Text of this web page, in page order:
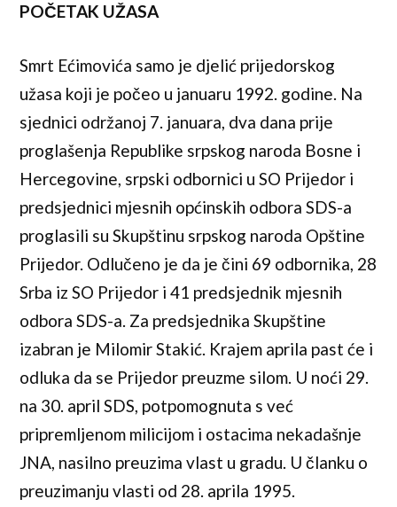
POČETAK UŽASA
Smrt Ećimovića samo je djelić prijedorskog
užasa koji je počeo u januaru 1992. godine. Na
sjednici održanoj 7. januara, dva dana prije
proglašenja Republike srpskog naroda Bosne i
Hercegovine, srpski odbornici u SO Prijedor i
predsjednici mjesnih općinskih odbora SDS-a
proglasili su Skupštinu srpskog naroda Opštine
Prijedor. Odlučeno je da je čini 69 odbornika, 28
Srba iz SO Prijedor i 41 predsjednik mjesnih
odbora SDS-a. Za predsjednika Skupštine
izabran je Milomir Stakić. Krajem aprila past će i
odluka da se Prijedor preuzme silom. U noći 29.
na 30. april SDS, potpomognuta s već
pripremljenom milicijom i ostacima nekadašnje
JNA, nasilno preuzima vlast u gradu. U članku o
preuzimanju vlasti od 28. aprila 1995.